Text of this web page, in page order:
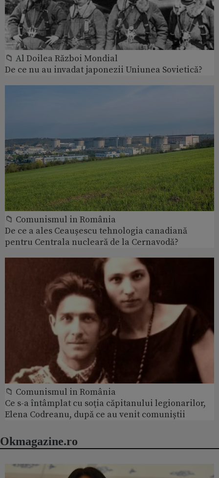
📁 Al Doilea Război Mondial
De ce nu au invadat japonezii Uniunea Sovietică?
📁 Comunismul in România
De ce a ales Ceaușescu tehnologia canadiană
pentru Centrala nucleară de la Cernavodă?
📁 Comunismul in România
Ce s-a întâmplat cu soţia căpitanului legionarilor,
Elena Codreanu, după ce au venit comuniștii
Okmagazine.ro